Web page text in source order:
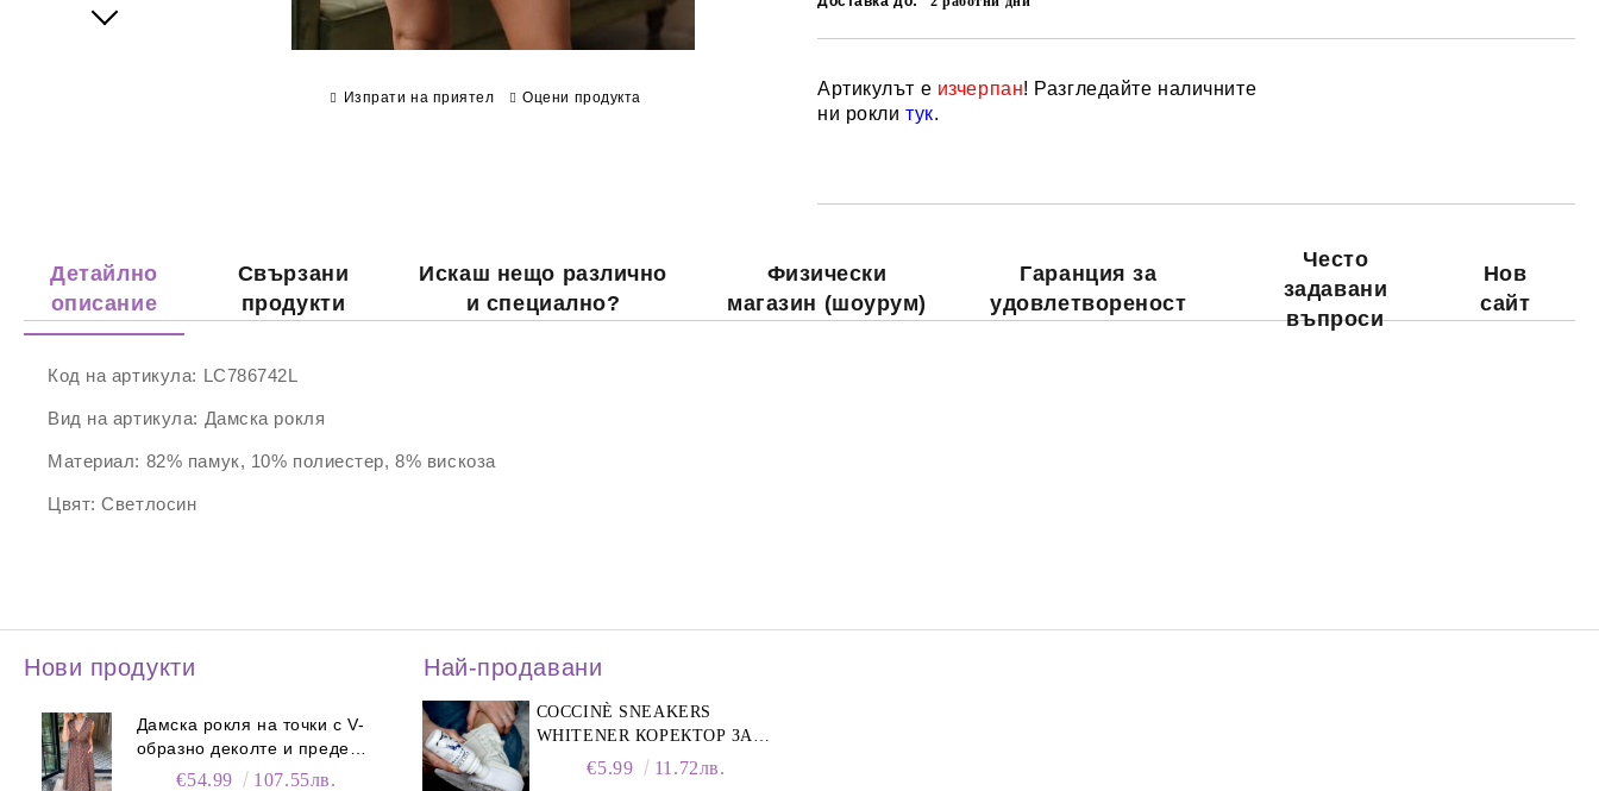
Артикулът е изчерпан! Разгледайте наличните
ни роклитук.
Изпрати на приятел Оцени продукта
Детайлно
описание
Свързани
продукти
Искаш нещо различно
и специално?
Физически
магазин (шоурум)
Гаранция за
удовлетвореност
Често
задавани
въпроси
Нов
сайт
Код на артикула: LC786742L
Вид на артикула: Дамска рокля
Материал: 82% памук, 10% полиестер, 8% вискоза
Цвят: Светлосин
Нови продукти
Дамска рокля на точки с V-
образно деколте и преден
€54.99 107.55лв.
Най-продавани
COCCINÈ SNEAKERS
WHITENER КОРЕКТОР ЗА
БЕЛИ МАРАТОНКИ, 75 ML
€5.99 11.72лв.